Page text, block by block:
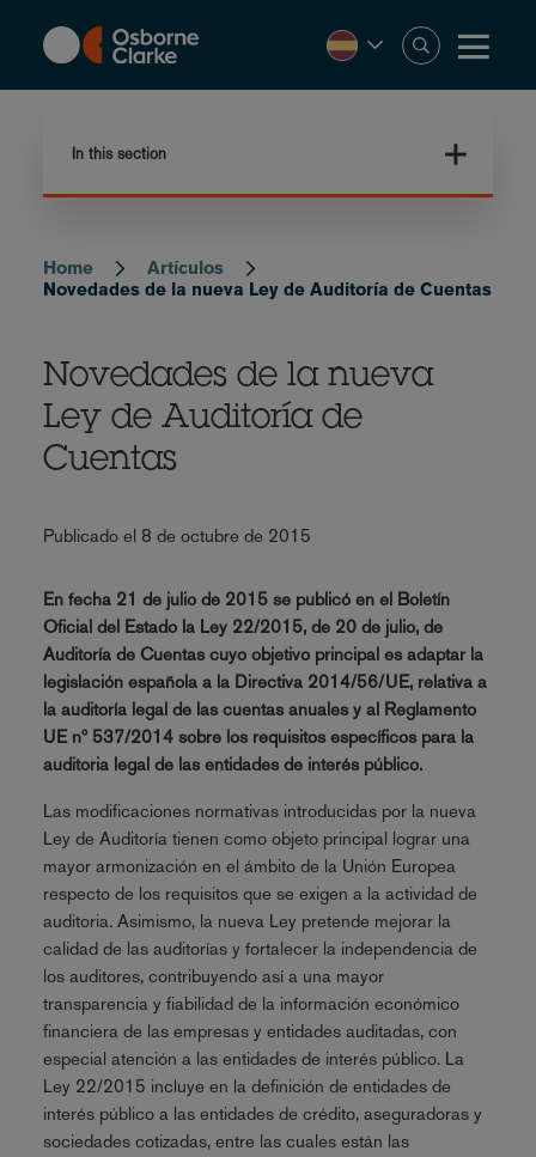
content
In this section
Breadcrumb
Home
Artículos
Novedades de la nueva Ley de Auditoría de Cuentas
Novedades de la nueva
Ley de Auditoría de
Cuentas
Publicado el 8 de octubre de 2015
En fecha 21 de julio de 2015 se publicó en el Boletín
Oficial del Estado la Ley 22/2015, de 20 de julio, de
Auditoría de Cuentas cuyo objetivo principal es adaptar la
legislación española a la Directiva 2014/56/UE, relativa a
la auditoría legal de las cuentas anuales y al Reglamento
UE nº 537/2014 sobre los requisitos específicos para la
auditoria legal de las entidades de interés público.
Las modificaciones normativas introducidas por la nueva
Ley de Auditoría tienen como objeto principal lograr una
mayor armonización en el ámbito de la Unión Europea
respecto de los requisitos que se exigen a la actividad de
auditoria. Asimismo, la nueva Ley pretende mejorar la
calidad de las auditorías y fortalecer la independencia de
los auditores, contribuyendo así a una mayor
transparencia y fiabilidad de la información económico
financiera de las empresas y entidades auditadas, con
especial atención a las entidades de interés público. La
Ley 22/2015 incluye en la definición de entidades de
interés público a las entidades de crédito, aseguradoras y
sociedades cotizadas, entre las cuales están las